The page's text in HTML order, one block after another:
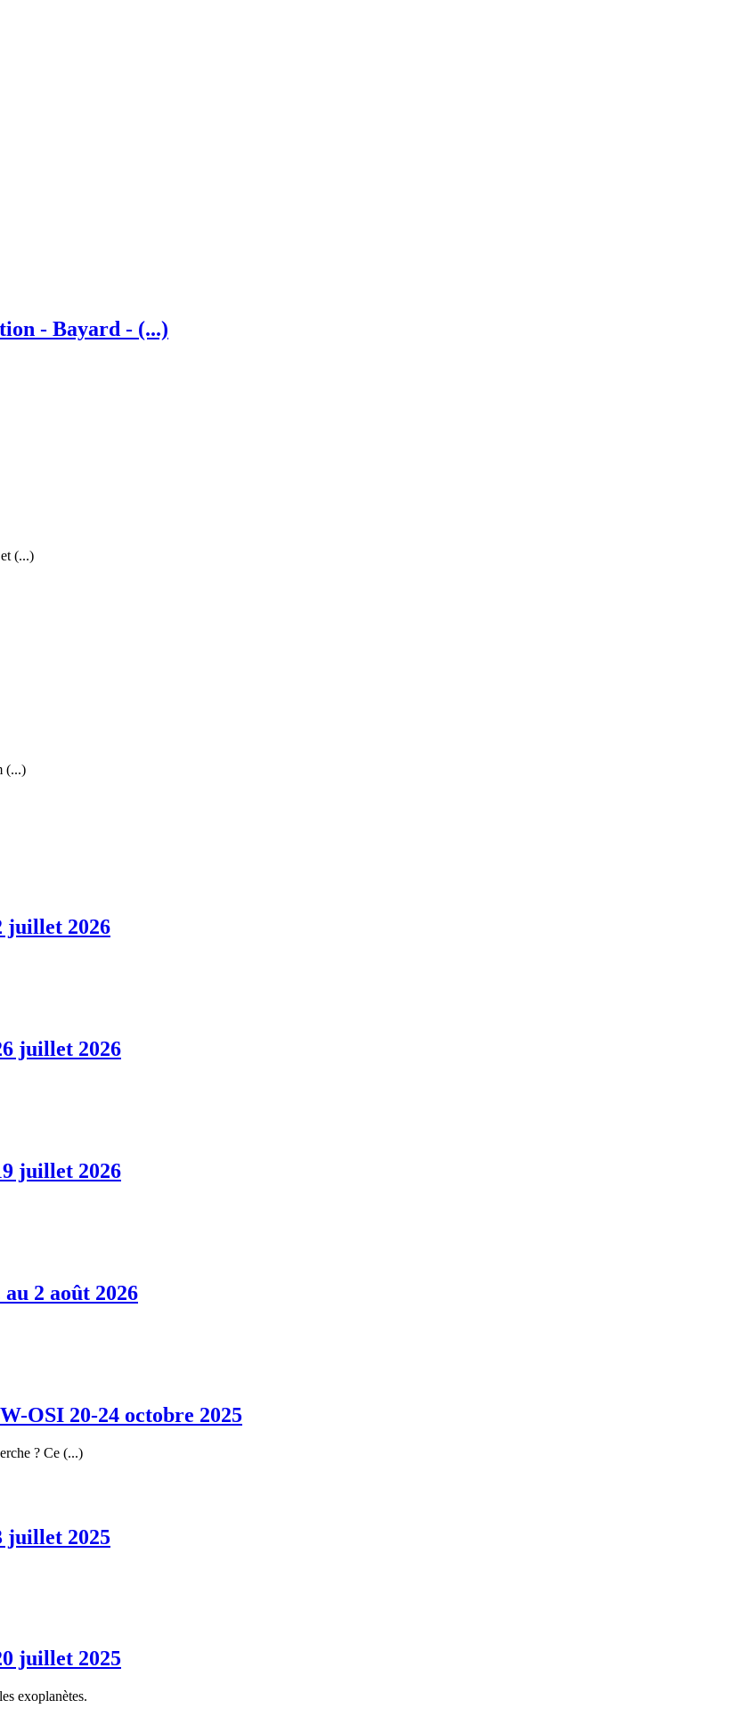
- Bayard - (...)
(...)
(...)
juillet 2026
juillet 2026
juillet 2026
2 août 2026
OSI 20-24 octobre 2025
? Ce (...)
juillet 2025
juillet 2025
exoplanètes.